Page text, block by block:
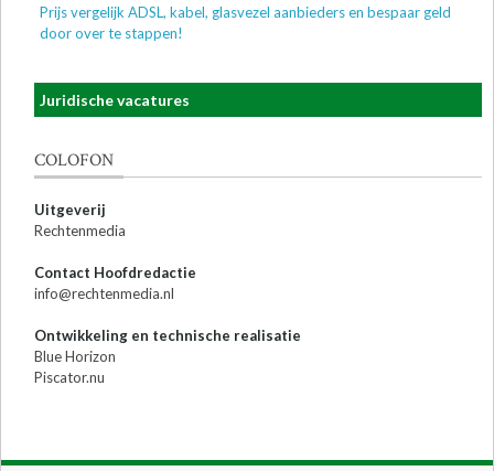
Prijs vergelijk ADSL, kabel, glasvezel aanbieders en bespaar geld
door over te stappen!
Juridische vacatures
COLOFON
Uitgeverij
Rechtenmedia
Contact Hoofdredactie
info@rechtenmedia.nl
Ontwikkeling en technische realisatie
Blue Horizon
Piscator.nu